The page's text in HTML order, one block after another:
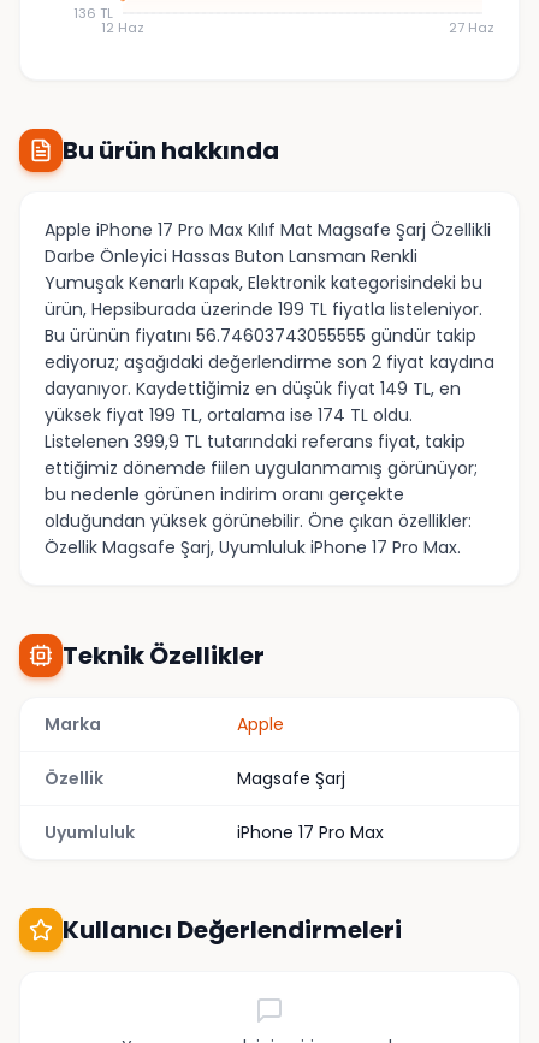
12 Haz 27 Haz
136 TL
Bu ürün hakkında
Apple iPhone 17 Pro Max Kılıf Mat Magsafe Şarj Özellikli
Darbe Önleyici Hassas Buton Lansman Renkli
Yumuşak Kenarlı Kapak, Elektronik kategorisindeki bu
ürün, Hepsiburada üzerinde 199 TL fiyatla listeleniyor.
Bu ürünün fiyatını 56.74603743055555 gündür takip
ediyoruz; aşağıdaki değerlendirme son 2 fiyat kaydına
dayanıyor. Kaydettiğimiz en düşük fiyat 149 TL, en
yüksek fiyat 199 TL, ortalama ise 174 TL oldu.
Listelenen 399,9 TL tutarındaki referans fiyat, takip
ettiğimiz dönemde fiilen uygulanmamış görünüyor;
bu nedenle görünen indirim oranı gerçekte
olduğundan yüksek görünebilir. Öne çıkan özellikler:
Özellik Magsafe Şarj, Uyumluluk iPhone 17 Pro Max.
Teknik Özellikler
Marka Apple
Özellik Magsafe Şarj
Uyumluluk iPhone 17 Pro Max
Kullanıcı Değerlendirmeleri